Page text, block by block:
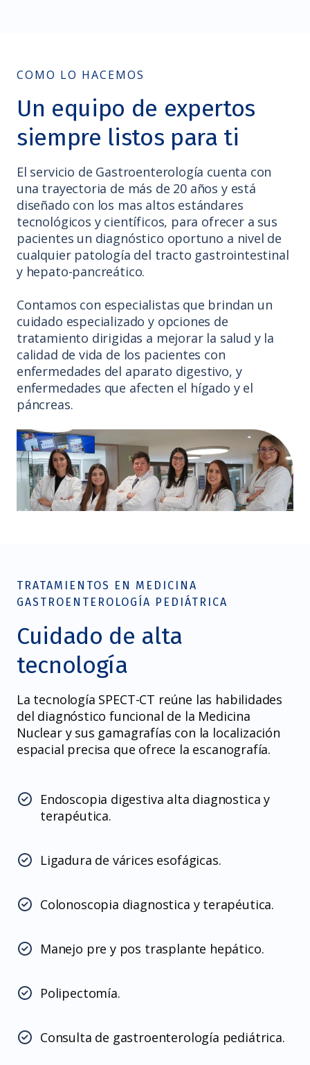
COMO LO HACEMOS
Un equipo de expertos
siempre listos para ti
El servicio de Gastroenterología cuenta con
una trayectoria de más de 20 años y está
diseñado con los mas altos estándares
tecnológicos y científicos, para ofrecer a sus
pacientes un diagnóstico oportuno a nivel de
cualquier patología del tracto gastrointestinal
y hepato-pancreático.
Contamos con especialistas que brindan un
cuidado especializado y opciones de
tratamiento dirigidas a mejorar la salud y la
calidad de vida de los pacientes con
enfermedades del aparato digestivo, y
enfermedades que afecten el hígado y el
páncreas.
TRATAMIENTOS EN MEDICINA
GASTROENTEROLOGÍA PEDIÁTRICA
Cuidado de alta
tecnología
La tecnología SPECT-CT reúne las habilidades
del diagnóstico funcional de la Medicina
Nuclear y sus gamagrafías con la localización
espacial precisa que ofrece la escanografía.
Endoscopia digestiva alta diagnostica y
terapéutica.
Ligadura de várices esofágicas.
Colonoscopia diagnostica y terapéutica.
Manejo pre y pos trasplante hepático.
Polipectomía.
Consulta de gastroenterología pediátrica.